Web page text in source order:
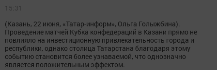
15:31
(Казань, 22 июня, «Татар-информ», Ольга Голыжбина).
Проведение матчей Кубка конфедераций в Казани прямо не
повлияло на инвестиционную привлекательность города и
республики, однако столица Татарстана благодаря этому
событию становится более узнаваемой, что однозначно
является положительным эффектом.